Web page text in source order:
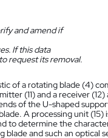
and amend if
If this data
request its removal.
of a rotating blade (4)
(11) and a receiver
of the U-shaped
A processing unit
to determine the
and such an optical